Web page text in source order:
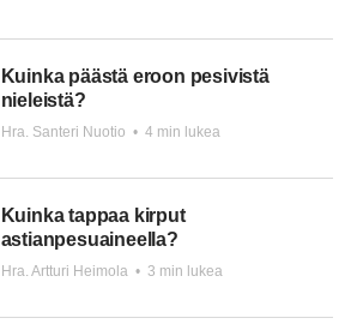
Kuinka päästä eroon pesivistä
nieleistä?
Hra. Santeri Nuotio • 4 min lukea
Kuinka tappaa kirput
astianpesuaineella?
Hra. Artturi Heimola • 3 min lukea